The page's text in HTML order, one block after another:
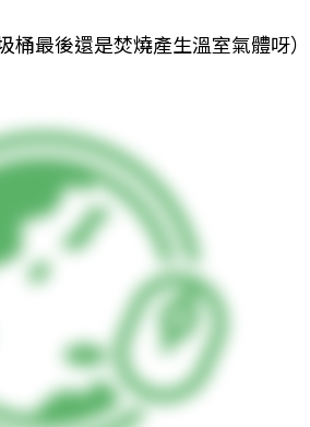
桶最後還是焚燒產生溫室氣體呀